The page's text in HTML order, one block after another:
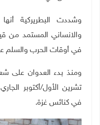
وشددت البطريركية
والانساني المستمد من
في أوقات الحرب والسلم
ومنذ بدء العدوان على
تشرين الأول/أكتوبر
في كنائس غزة.